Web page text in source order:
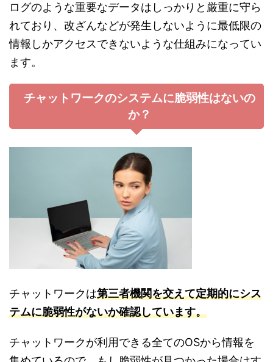
ログのような重要なデータはしっかりと厳重に守ら
れており、改ざんなどが発生しないように最低限の
情報しかアクセスできないような仕組みになってい
ます。
チャットワークのシステムに脆弱性はないの
か？
チャットワークは第三者機関を交えて定期的にシス
テムに脆弱性がないか確認しています。
チャットワークが利用できる全てのOSから情報を